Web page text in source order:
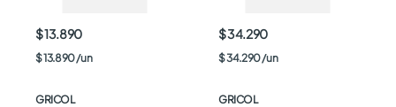
$ 13.890
$13.890/un
GRICOL
$ 34.290
$34.290/un
GRICOL